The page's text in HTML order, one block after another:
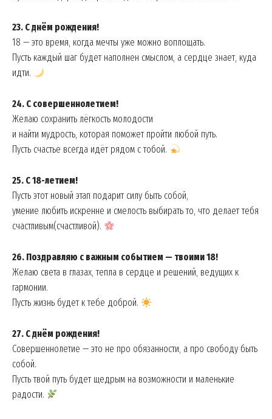
23. С днём рождения!
18 — это время, когда мечты уже можно воплощать.
Пусть каждый шаг будет наполнен смыслом, а сердце знает, куда
идти.
24. С совершеннолетием!
Желаю сохранить лёгкость молодости
и найти мудрость, которая поможет пройти любой путь.
Пусть счастье всегда идёт рядом с тобой.
25. С 18-летием!
Пусть этот новый этап подарит силу быть собой,
умение любить искренне и смелость выбирать то, что делает тебя
счастливым(счастливой).
26. Поздравляю с важным событием — твоими 18!
Желаю света в глазах, тепла в сердце и решений, ведущих к
гармонии.
Пусть жизнь будет к тебе доброй.
27. С днём рождения!
Совершеннолетие — это не про обязанности, а про свободу быть
собой.
Пусть твой путь будет щедрым на возможности и маленькие
радости.